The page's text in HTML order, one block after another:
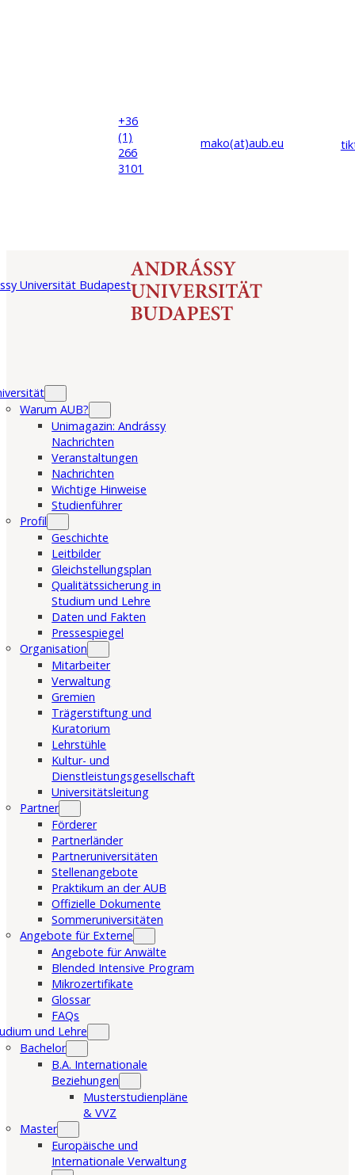
+36
(1)
266
3101
mako(at)aub.eu
Warum AUB?
Unimagazin: Andrássy
Nachrichten
Veranstaltungen
Nachrichten
Wichtige Hinweise
Studienführer
Profil
Geschichte
Leitbilder
Gleichstellungsplan
Qualitätssicherung in
Studium und Lehre
Daten und Fakten
Pressespiegel
Organisation
Mitarbeiter
Verwaltung
Gremien
Trägerstiftung und
Kuratorium
Lehrstühle
Kultur- und
Dienstleistungsgesellschaft
Universitätsleitung
Partner
Förderer
Partnerländer
Partneruniversitäten
Stellenangebote
Praktikum an der AUB
Offizielle Dokumente
Sommeruniversitäten
Angebote für Externe
Angebote für Anwälte
Blended Intensive Program
Mikrozertifikate
Glossar
FAQs
und Lehre
Bachelor
B.A. Internationale
Beziehungen
Musterstudienpläne
& VVZ
Master
Europäische und
Internationale Verwaltung